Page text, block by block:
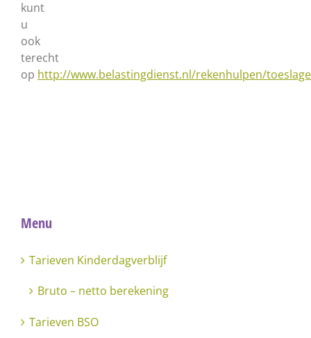
kunt
u
ook
terecht
op http://www.belastingdienst.nl/rekenhulpen/
Menu
Tarieven Kinderdagverblijf
Bruto – netto berekening
Tarieven BSO